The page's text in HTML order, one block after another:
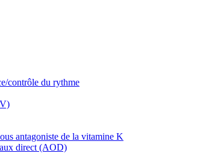
contrôle du rythme
antagoniste de la vitamine K
direct (AOD)